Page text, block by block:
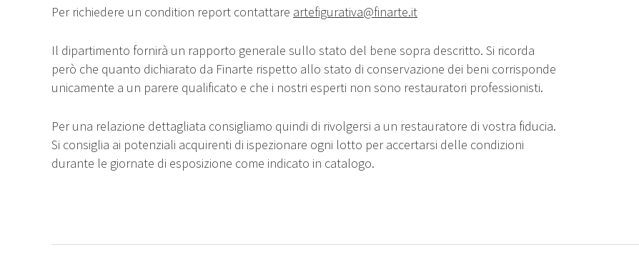
Per richiedere un condition report contattare artefigurativa@finarte.it
Il dipartimento fornirà un rapporto generale sullo stato del bene sopra descritto. Si ricorda
però che quanto dichiarato da Finarte rispetto allo stato di conservazione dei beni corrisponde
unicamente a un parere qualificato e che i nostri esperti non sono restauratori professionisti.
Per una relazione dettagliata consigliamo quindi di rivolgersi a un restauratore di vostra fiducia.
Si consiglia ai potenziali acquirenti di ispezionare ogni lotto per accertarsi delle condizioni
durante le giornate di esposizione come indicato in catalogo.